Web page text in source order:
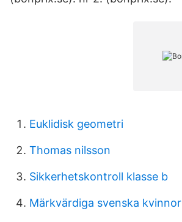
Euklidisk geometri
Thomas nilsson
Sikkerhetskontroll klasse b
Märkvärdiga svenska kvinnor